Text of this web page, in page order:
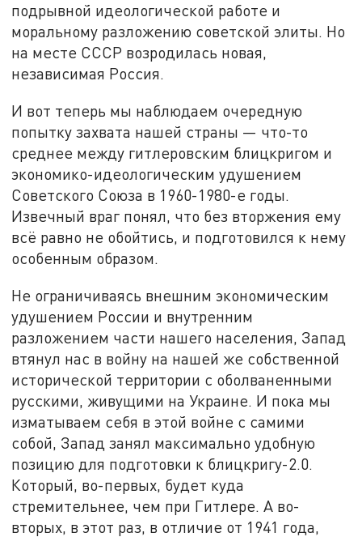
подрывной идеологической работе и
моральному разложению советской элиты. Но
на месте СССР возродилась новая,
независимая Россия.
И вот теперь мы наблюдаем очередную
попытку захвата нашей страны — что-то
среднее между гитлеровским блицкригом и
экономико-идеологическим удушением
Советского Союза в 1960-1980-е годы.
Извечный враг понял, что без вторжения ему
всё равно не обойтись, и подготовился к нему
особенным образом.
Не ограничиваясь внешним экономическим
удушением России и внутренним
разложением части нашего населения, Запад
втянул нас в войну на нашей же собственной
исторической территории с оболваненными
русскими, живущими на Украине. И пока мы
изматываем себя в этой войне с самими
собой, Запад занял максимально удобную
позицию для подготовки к блицкригу-2.0.
Который, во-первых, будет куда
стремительнее, чем при Гитлере. А во-
вторых, в этот раз, в отличие от 1941 года,